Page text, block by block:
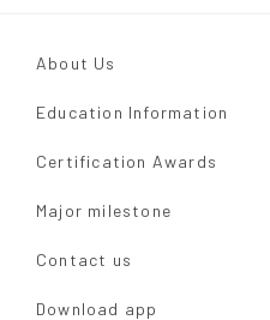
About Us
Education Information
Certification Awards
Major milestone
Contact us
Download app